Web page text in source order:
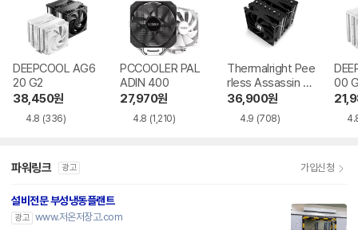
DEEPCOOL AG6
20 G2
38,450원
4.8 (336)
PCCOOLER PAL
ADIN 400
27,970원
4.8 (1,210)
Thermalright Pee
rless Assassin 12
0 SE 서린
36,900원
4.9 (708)
00
파워링크 광고 가입신청
설비전문 부성냉동플랜트
광고
www.저온저장고.com